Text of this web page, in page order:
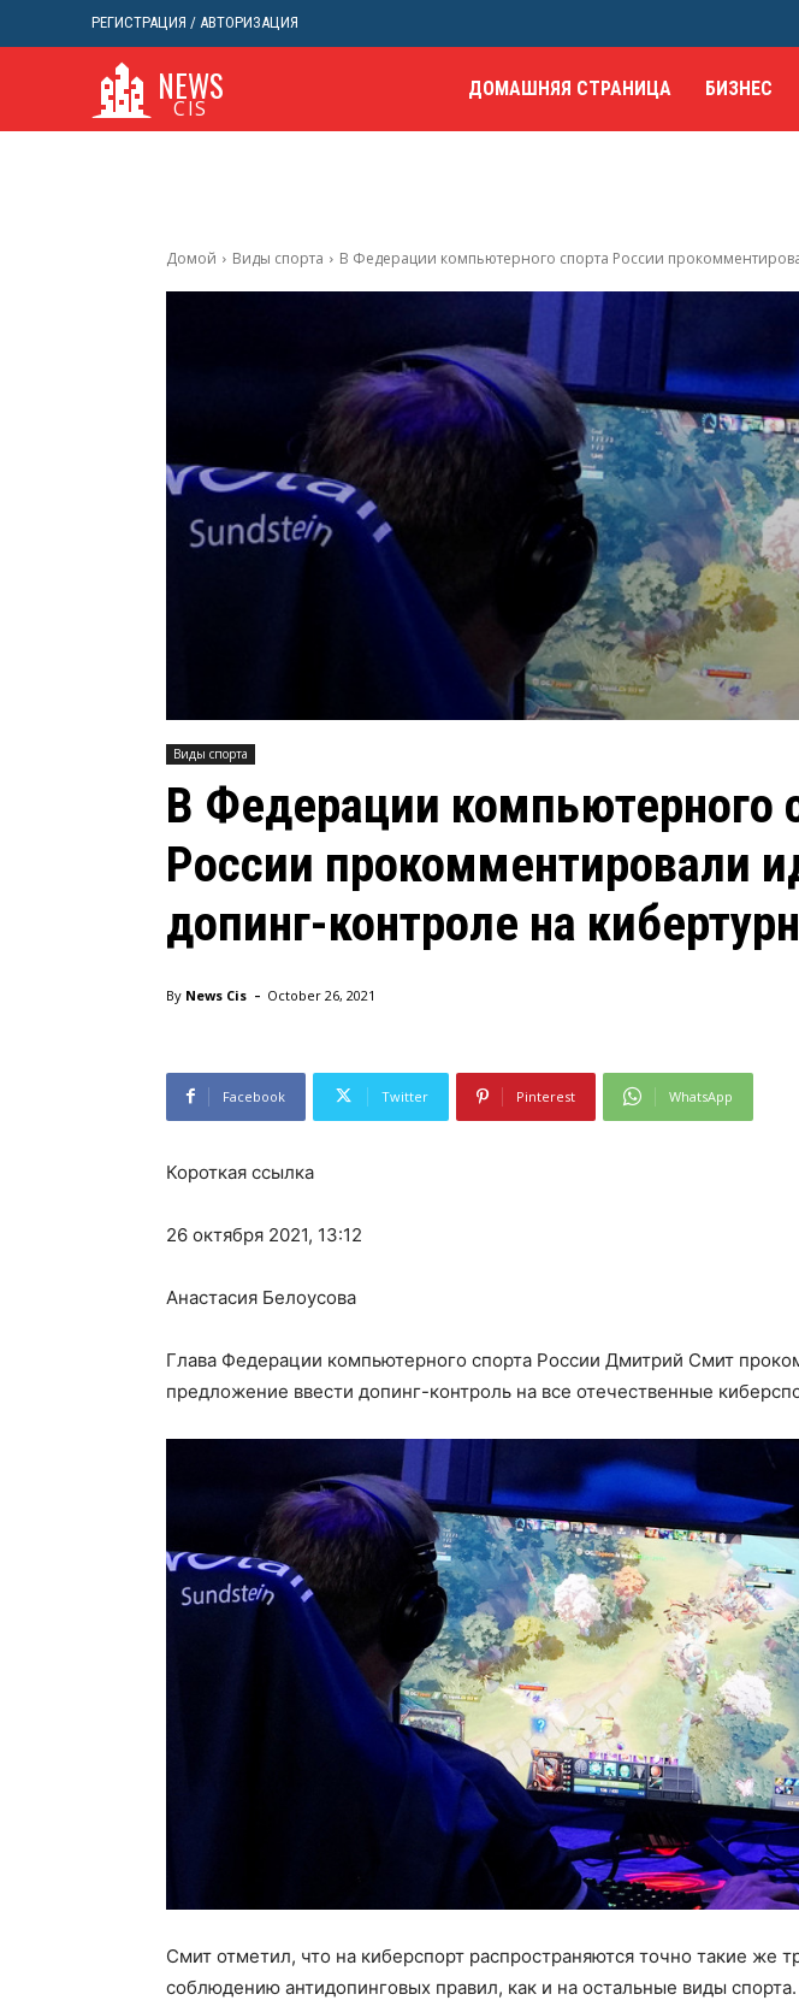
РЕГИСТРАЦИЯ / АВТОРИЗАЦИЯ
NEWS
CIS
ДОМАШНЯЯ СТРАНИЦА БИЗНЕС
Домой Виды спорта В Федерации компьютерного спорта России
Виды спорта
В Федерации компьютерного
России прокомментировали
допинг-контроле на
By News Cis - October 26, 2021
Facebook Twitter Pinterest WhatsApp
Короткая ссылка
26 октября 2021, 13:12
Анастасия Белоусова
Глава Федерации компьютерного спорта России Дмитрий Смит
предложение ввести допинг-контроль на все отечественные
Смит отметил, что на киберспорт распространяются точно такие же
соблюдению антидопинговых правил, как и на остальные виды спорта.